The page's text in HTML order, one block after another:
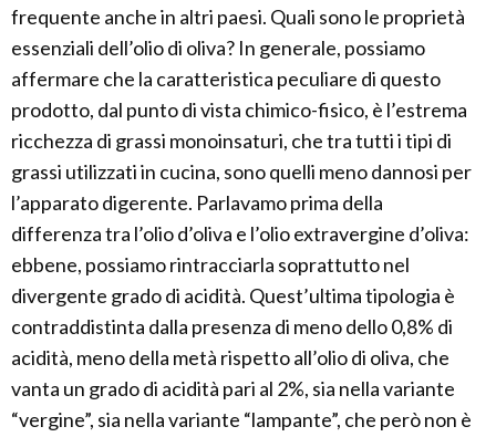
frequente anche in altri paesi. Quali sono le proprietà
essenziali dell’olio di oliva? In generale, possiamo
affermare che la caratteristica peculiare di questo
prodotto, dal punto di vista chimico-fisico, è l’estrema
ricchezza di grassi monoinsaturi, che tra tutti i tipi di
grassi utilizzati in cucina, sono quelli meno dannosi per
l’apparato digerente. Parlavamo prima della
differenza tra l’olio d’oliva e l’olio extravergine d’oliva:
ebbene, possiamo rintracciarla soprattutto nel
divergente grado di acidità. Quest’ultima tipologia è
contraddistinta dalla presenza di meno dello 0,8% di
acidità, meno della metà rispetto all’olio di oliva, che
vanta un grado di acidità pari al 2%, sia nella variante
“vergine”, sia nella variante “lampante”, che però non è